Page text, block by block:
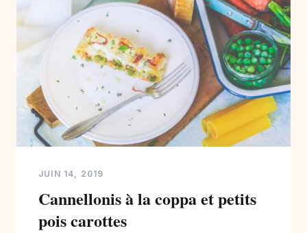
JUIN 14, 2019
Cannellonis à la coppa et petits
pois carottes